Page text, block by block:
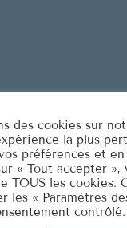
des cookies sur
la plus
préférences et
« Tout accepter »,
TOUS les cookies.
les « Paramètres
contrôlé.